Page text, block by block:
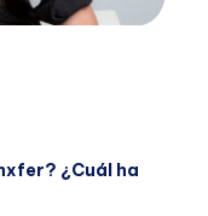
¿Cuál ha